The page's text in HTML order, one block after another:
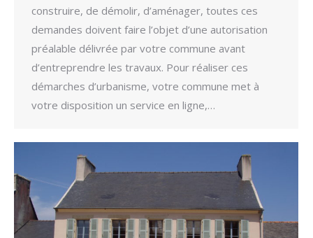
construire, de démolir, d’aménager, toutes ces
demandes doivent faire l’objet d’une autorisation
préalable délivrée par votre commune avant
d’entreprendre les travaux. Pour réaliser ces
démarches d’urbanisme, votre commune met à
votre disposition un service en ligne,…